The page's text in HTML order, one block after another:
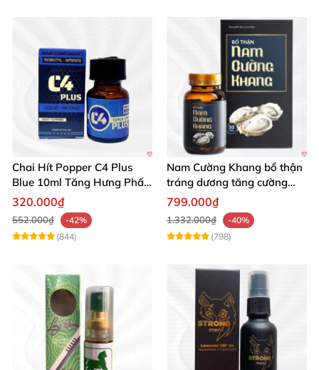
Chai Hít Popper C4 Plus
Blue 10ml Tăng Hưng Phấn
Mạnh Mẽ
320.000₫
552.000₫
-42%
(844)
Nam Cường Khang bổ thận
tráng dương tăng cường
sinh lực bền lâu
799.000₫
1.332.000₫
-40%
(798)